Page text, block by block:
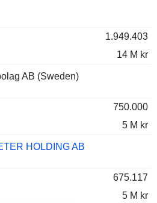
1.949.403
14 M kr
AB (Sweden)
750.000
5 M kr
HOLDING AB
675.117
5 M kr